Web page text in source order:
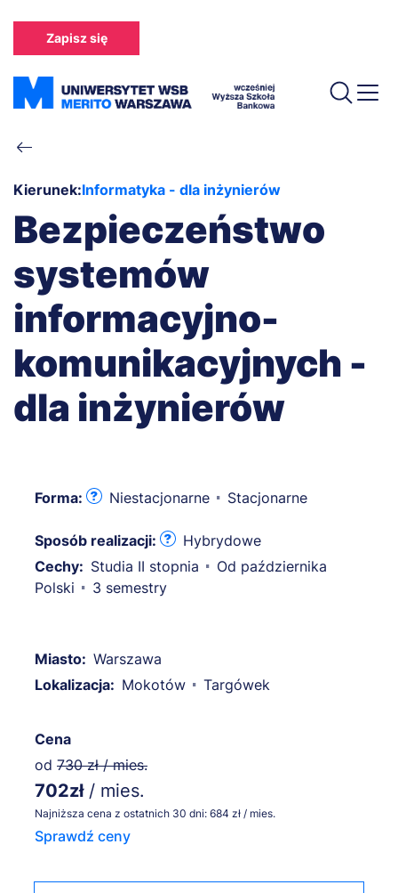
treści
Zapisz się
Ścieżka
nawigacyjna
Kierunek:Informatyka - dla inżynierów
Bezpieczeństwo
systemów
informacyjno-
komunikacyjnych -
dla inżynierów
Forma: Niestacjonarne Stacjonarne
Sposób realizacji:
Hybrydowe
Cechy: Studia II stopnia
Od października
Polski
3 semestry
Miasto: Warszawa
Lokalizacja: Mokotów Targówek
Cena
od 730 zł / mies.
702zł / mies.
Najniższa cena z ostatnich 30 dni: 684 zł / mies.
Sprawdź ceny